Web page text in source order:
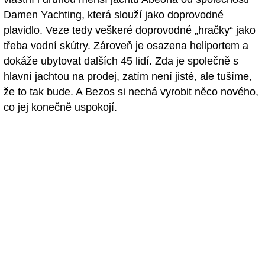
Damen Yachting, která slouží jako doprovodné
plavidlo. Veze tedy veškeré doprovodné „hračky“ jako
třeba vodní skútry. Zároveň je osazena heliportem a
dokáže ubytovat dalších 45 lidí. Zda je společně s
hlavní jachtou na prodej, zatím není jisté, ale tušíme,
že to tak bude. A Bezos si nechá vyrobit něco nového,
co jej konečně uspokojí.